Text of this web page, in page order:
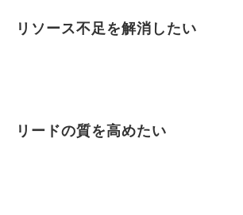
リソース不足を解消したい
リードの質を高めたい